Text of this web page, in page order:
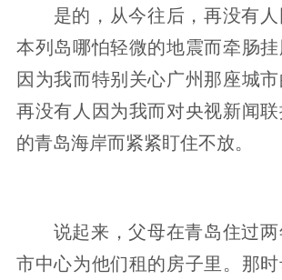
是的，从今往后，再没有
本列岛哪怕轻微的地震而牵肠
因为我而特别关心广州那座城市
再没有人因为我而对央视新闻
的青岛海岸而紧紧盯住不放。
说起来，父母在青岛住过
市中心为他们租的房子里。那